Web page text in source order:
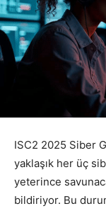
ISC2 2025 Siber
yaklaşık her üç
yeterince
bildiriyor. Bu